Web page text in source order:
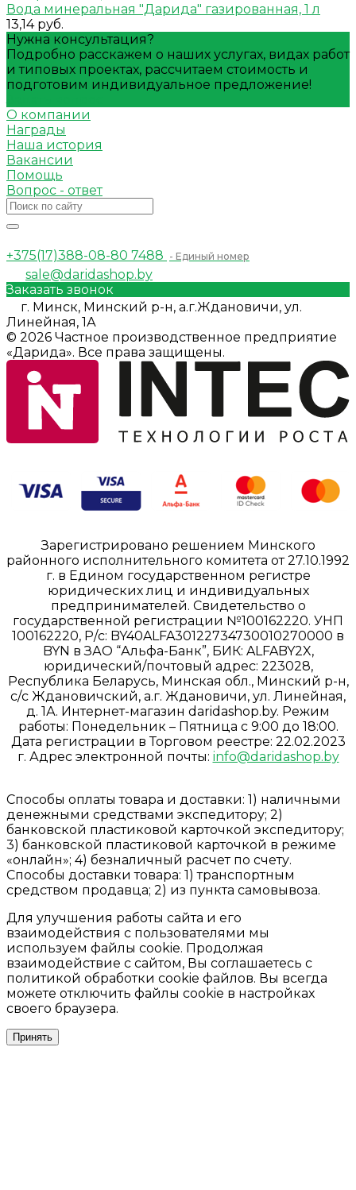
Вода минеральная "Дарида" газированная, 1 л
13,14 руб.
Нужна консультация?
Подробно расскажем о наших услугах, видах работ
и типовых проектах, рассчитаем стоимость и
подготовим индивидуальное предложение!
О компании
Награды
Наша история
Вакансии
Помощь
Вопрос - ответ
+375(17)388-08-80 7488 - Единый номер
sale@daridashop.by
Заказать звонок
г. Минск, Минский р-н, а.г.Ждановичи, ул.
Линейная, 1А
© 2026 Частное производственное предприятие
«Дарида». Все права защищены.
Зарегистрировано решением Минского
районного исполнительного комитета от 27.10.1992
г. в Едином государственном регистре
юридических лиц и индивидуальных
предпринимателей. Свидетельство о
государственной регистрации №100162220. УНП
100162220, Р/с: BY40ALFA30122734730010270000 в
BYN в ЗАО “Альфа-Банк”, БИК: ALFABY2X,
юридический/почтовый адрес: 223028,
Республика Беларусь, Минская обл., Минский р-н,
с/с Ждановичский, а.г. Ждановичи, ул. Линейная,
д. 1А. Интернет-магазин daridashop.by. Режим
работы: Понедельник – Пятница с 9:00 до 18:00.
Дата регистрации в Торговом реестре: 22.02.2023
г. Адрес электронной почты: info@daridashop.by
Способы оплаты товара и доставки: 1) наличными
денежными средствами экспедитору; 2)
банковской пластиковой карточкой экспедитору;
3) банковской пластиковой карточкой в режиме
«онлайн»; 4) безналичный расчет по счету.
Способы доставки товара: 1) транспортным
средством продавца; 2) из пункта самовывоза.
Для улучшения работы сайта и его
взаимодействия с пользователями мы
используем файлы cookie. Продолжая
взаимодействие с сайтом, Вы соглашаетесь с
политикой обработки cookie файлов. Вы всегда
можете отключить файлы cookie в настройках
своего браузера.
Принять